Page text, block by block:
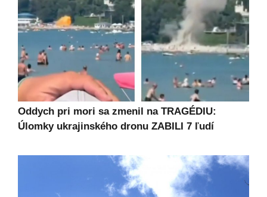
Oddych pri mori sa zmenil na TRAGÉDIU:
Úlomky ukrajinského dronu ZABILI 7 ľudí